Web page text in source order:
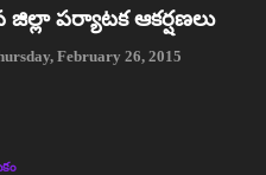
జిల్లా పర్యాటక ఆకర్షణలు
February 26, 2015